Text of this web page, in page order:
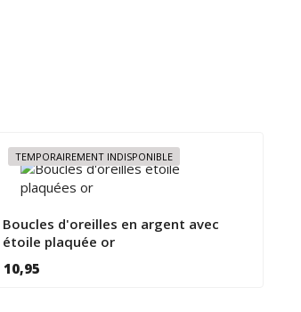
TEMPORAIREMENT INDISPONIBLE
Boucles d'oreilles en argent avec
étoile plaquée or
10,95